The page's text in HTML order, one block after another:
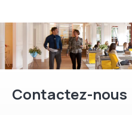
Contactez-nous